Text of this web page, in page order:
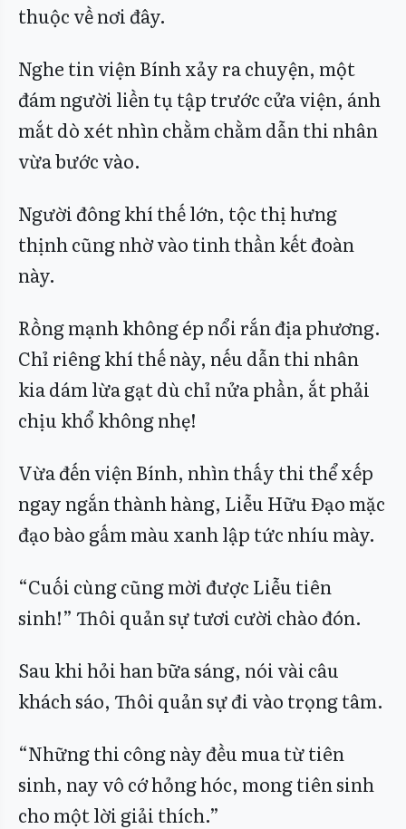
thuộc về nơi đây.
Nghe tin viện Bính xảy ra chuyện, một
đám người liền tụ tập trước cửa viện, ánh
mắt dò xét nhìn chằm chằm dẫn thi nhân
vừa bước vào.
Người đông khí thế lớn, tộc thị hưng
thịnh cũng nhờ vào tinh thần kết đoàn
này.
Rồng mạnh không ép nổi rắn địa phương.
Chỉ riêng khí thế này, nếu dẫn thi nhân
kia dám lừa gạt dù chỉ nửa phần, ắt phải
chịu khổ không nhẹ!
Vừa đến viện Bính, nhìn thấy thi thể xếp
ngay ngắn thành hàng, Liễu Hữu Đạo mặc
đạo bào gấm màu xanh lập tức nhíu mày.
“Cuối cùng cũng mời được Liễu tiên
sinh!” Thôi quản sự tươi cười chào đón.
Sau khi hỏi han bữa sáng, nói vài câu
khách sáo, Thôi quản sự đi vào trọng tâm.
“Những thi công này đều mua từ tiên
sinh, nay vô cớ hỏng hóc, mong tiên sinh
cho một lời giải thích.”